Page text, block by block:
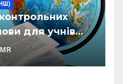
для учнів